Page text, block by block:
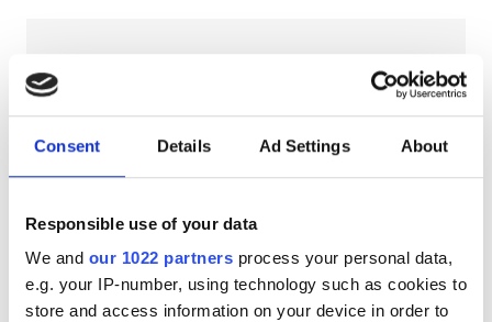
Consent Details Ad Settings About
Responsible use of your data
We and our 1022 partners process your personal data,
e.g. your IP-number, using technology such as cookies to
store and access information on your device in order to
NephroPlus at Vasai Kidney Care